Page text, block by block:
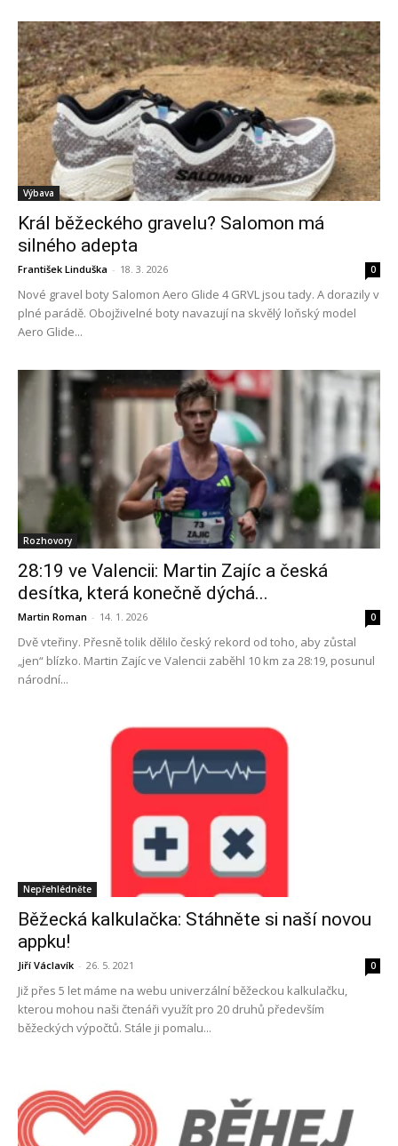
Výbava
Král běžeckého gravelu? Salomon má
silného adepta
František Linduška - 18. 3. 2026 0
Nové gravel boty Salomon Aero Glide 4 GRVL jsou tady. A dorazily v
plné parádě. Obojživelné boty navazují na skvělý loňský model
Aero Glide...
Rozhovory
28:19 ve Valencii: Martin Zajíc a česká
desítka, která konečně dýchá...
Martin Roman - 14. 1. 2026 0
Dvě vteřiny. Přesně tolik dělilo český rekord od toho, aby zůstal
„jen“ blízko. Martin Zajíc ve Valencii zaběhl 10 km za 28:19, posunul
národní...
Nepřehlédněte
Běžecká kalkulačka: Stáhněte si naší novou
appku!
Jiří Václavík - 26. 5. 2021 0
Již přes 5 let máme na webu univerzální běžeckou kalkulačku,
kterou mohou naši čtenáři využít pro 20 druhů především
běžeckých výpočtů. Stále ji pomalu...